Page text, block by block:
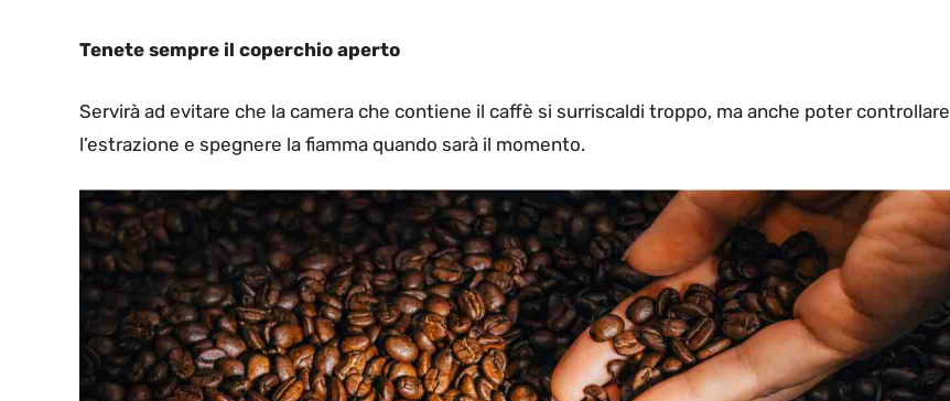
Tenete sempre il coperchio aperto
Servirà ad evitare che la camera che contiene il caffè si surriscaldi troppo, ma anche poter controllare
l’estrazione e spegnere la fiamma quando sarà il momento.